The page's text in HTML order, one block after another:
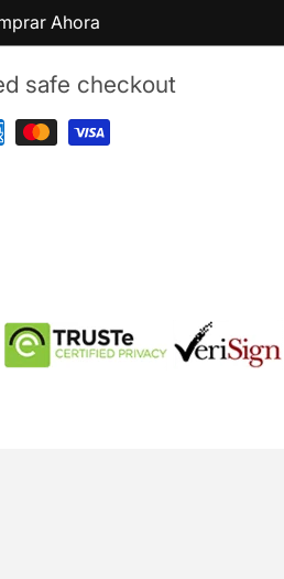
Ahora
safe checkout